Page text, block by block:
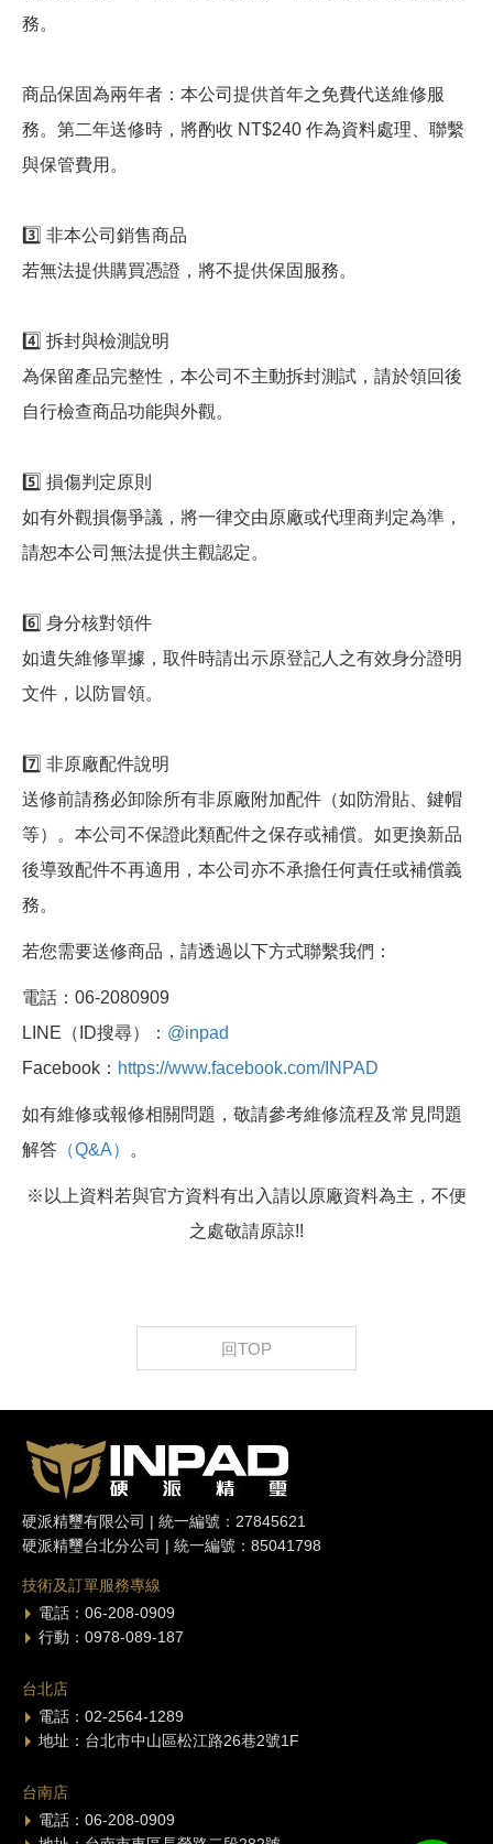
務。
商品保固為兩年者：本公司提供首年之免費代送維修服
務。第二年送修時，將酌收 NT$240 作為資料處理、聯繫
與保管費用。
3️⃣ 非本公司銷售商品
若無法提供購買憑證，將不提供保固服務。
4️⃣ 拆封與檢測說明
為保留產品完整性，本公司不主動拆封測試，請於領回後
自行檢查商品功能與外觀。
5️⃣ 損傷判定原則
如有外觀損傷爭議，將一律交由原廠或代理商判定為準，
請恕本公司無法提供主觀認定。
6️⃣ 身分核對領件
如遺失維修單據，取件時請出示原登記人之有效身分證明
文件，以防冒領。
7️⃣ 非原廠配件說明
送修前請務必卸除所有非原廠附加配件（如防滑貼、鍵帽
等）。本公司不保證此類配件之保存或補償。如更換新品
後導致配件不再適用，本公司亦不承擔任何責任或補償義
務。
若您需要送修商品，請透過以下方式聯繫我們：
電話：06-2080909
LINE（ID搜尋）： @inpad
Facebook： https://www.facebook.com/INPAD
如有維修或報修相關問題，敬請參考維修流程及常見問題
解答 （Q&A） 。
※以上資料若與官方資料有出入請以原廠資料為主，不便
之處敬請原諒!!
回TOP
硬派精璽有限公司 | 統一編號：27845621
硬派精璽台北分公司 | 統一編號：85041798
技術及訂單服務專線
電話：06-208-0909
行動：0978-089-187
台北店
電話：02-2564-1289
地址：台北市中山區松江路26巷2號1F
台南店
電話：06-208-0909